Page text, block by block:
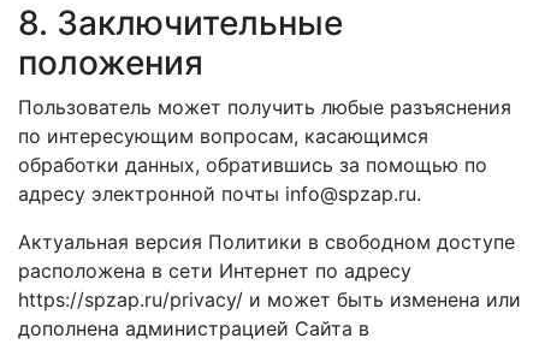
8. Заключительные
положения
Пользователь может получить любые разъяснения
по интересующим вопросам, касающимся
обработки данных, обратившись за помощью по
адресу электронной почты info@spzap.ru.
Актуальная версия Политики в свободном доступе
расположена в сети Интернет по адресу
https://spzap.ru/privacy/ и может быть изменена или
дополнена администрацией Сайта в